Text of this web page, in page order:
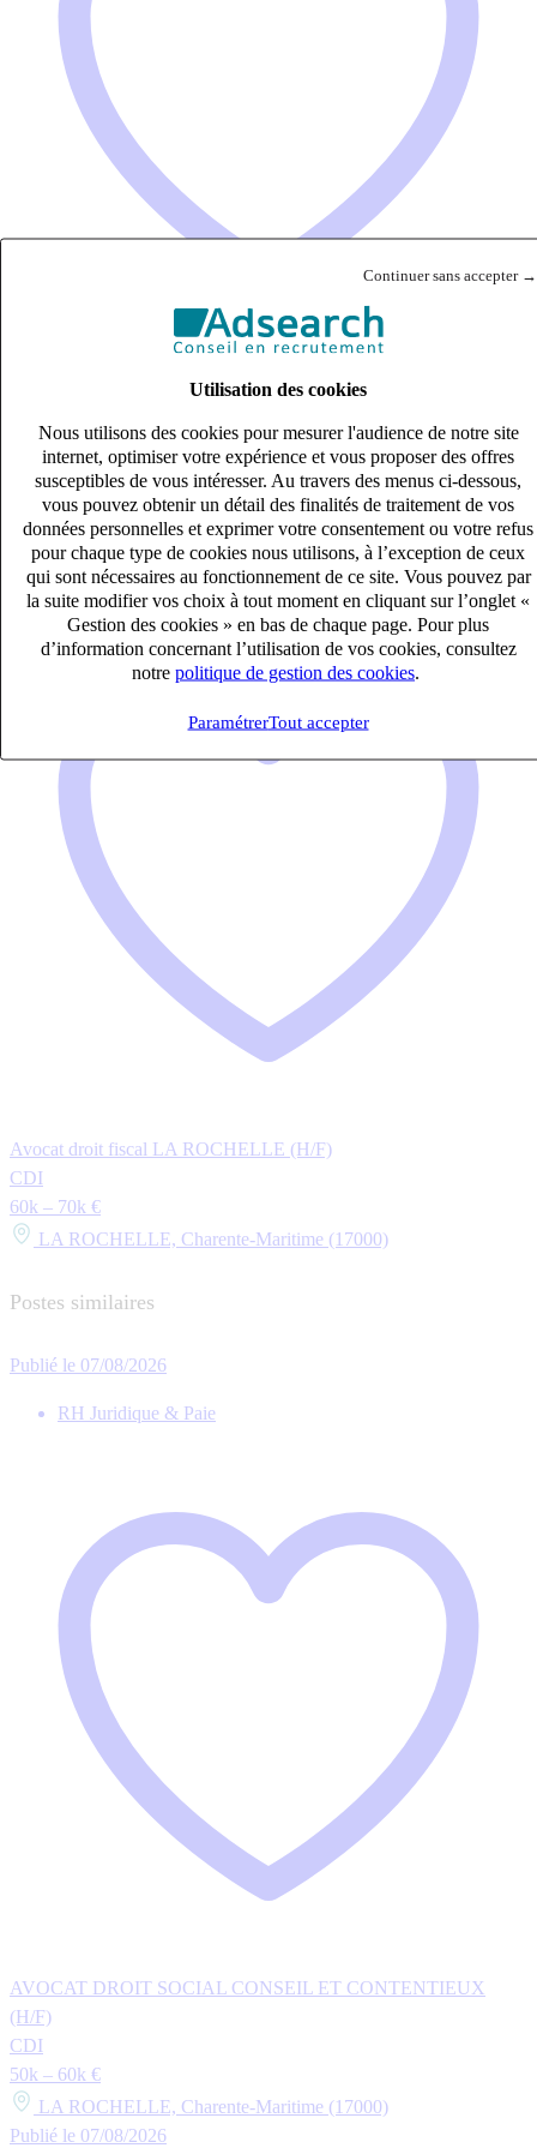
Continuer sans accepter →
Utilisation des cookies
Nous utilisons des cookies pour mesurer l'audience de notre site
internet, optimiser votre expérience et vous proposer des offres
susceptibles de vous intéresser. Au travers des menus ci-dessous,
vous pouvez obtenir un détail des finalités de traitement de vos
données personnelles et exprimer votre consentement ou votre refus
pour chaque type de cookies nous utilisons, à l’exception de ceux
qui sont nécessaires au fonctionnement de ce site. Vous pouvez par
la suite modifier vos choix à tout moment en cliquant sur l’onglet «
Gestion des cookies » en bas de chaque page. Pour plus
d’information concernant l’utilisation de vos cookies, consultez
notre politique de gestion des cookies
ParamétrerTout accepter
AVOCAT DROIT SOCIAL CONSEIL ET CONTENTIEUX
CDI
50k – 60k €
LA ROCHELLE, Charente-Maritime (17000)
Publié le 07/08/2026
RH Juridique & Paie
Avocat droit fiscal LA ROCHELLE (H/F)
CDI
60k – 70k €
LA ROCHELLE, Charente-Maritime (17000)
Postes similaires
Publié le 07/08/2026
RH Juridique & Paie
AVOCAT DROIT SOCIAL CONSEIL ET CONTENTIEUX
(H/F)
CDI
50k – 60k €
LA ROCHELLE, Charente-Maritime (17000)
Publié le 07/08/2026